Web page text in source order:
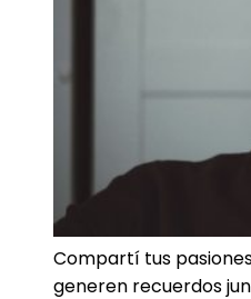
Compartí tus
generen recuerdos